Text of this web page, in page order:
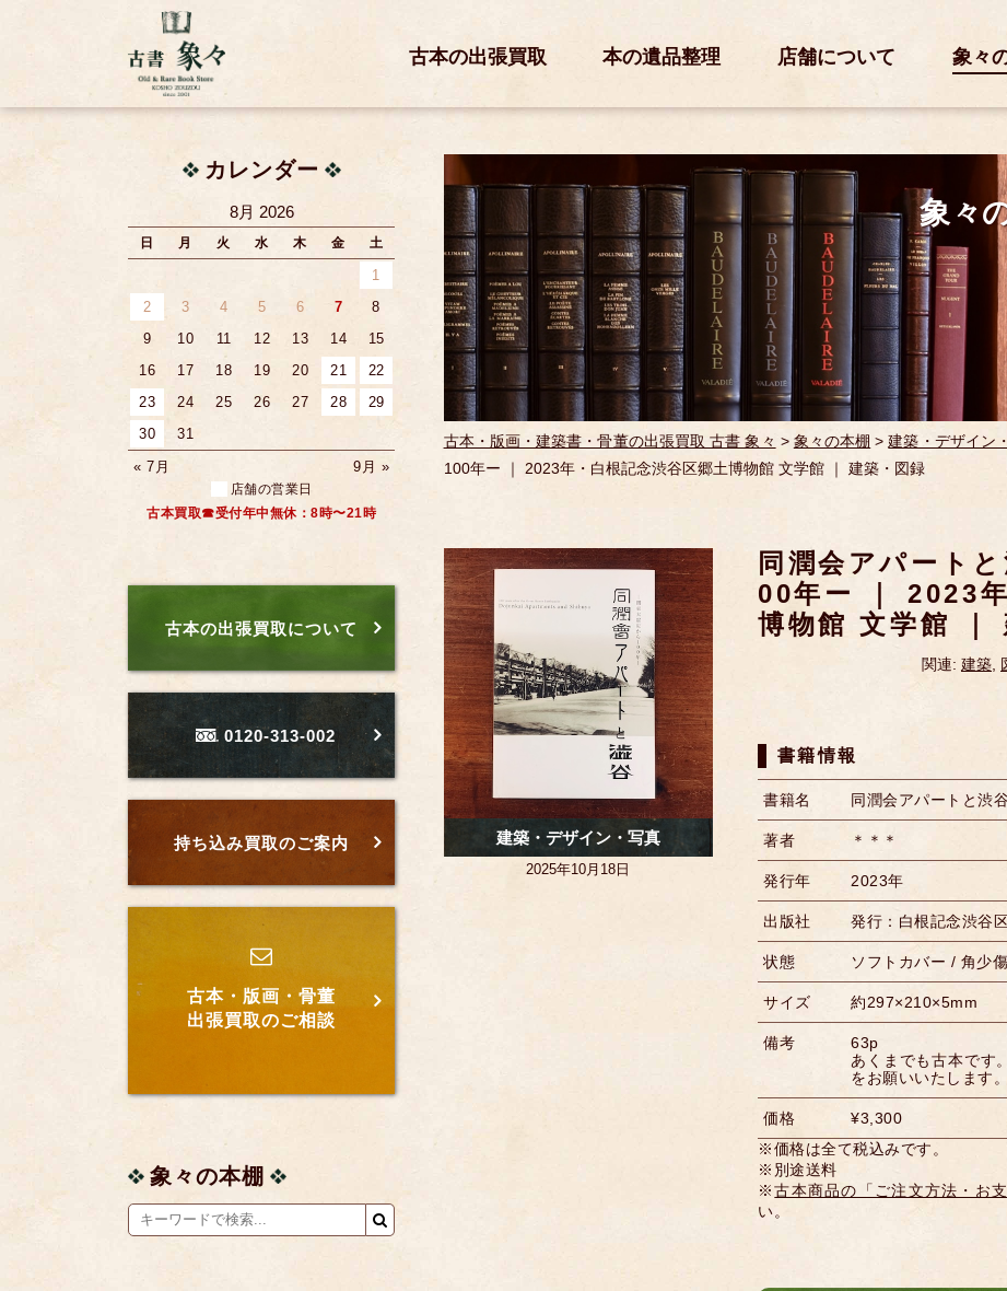
古本の出張買取 本の遺品整理 店舗について 象々
象々
古本・版画・建築書・骨董の出張買取 古書 象々 > 象々の本棚 >建築・デザイン
100年ー ｜ 2023年・白根記念渋谷区郷土博物館 文学館 ｜ 建築・図録
同潤会アパート
00年ー ｜ 2023
博物館 文学館 ｜
関連: 建築,
書籍情報
書籍名 同潤会アパートと渋
著者 ＊＊＊
発行年 2023年
出版社 発行：白根記念渋谷
状態 ソフトカバー / 角少
サイズ 約297×210×5mm
備考
63p
あくまでも古本です
をお願いいたします。
価格
¥3,300
※価格は全て税込みです。
※別途送料
※古本商品の「ご注文方法・お
い。
建築・デザイン・写真
2025年10月18日
カレンダー
8月 2026
日 月 火 水 木 金 土
1
2
3 4 5 6 7
8
9
10 11 12 13 14
15
16
17 18 19 20 21
22
23
24 25 26 27 28
29
30
31
« 7月
9月 »
店舗の営業日
古本買取☎受付年中無休：8時〜21時
古本の出張買取について
0120-313-002
持ち込み買取のご案内
古本・版画・骨董
出張買取のご相談
象々の本棚